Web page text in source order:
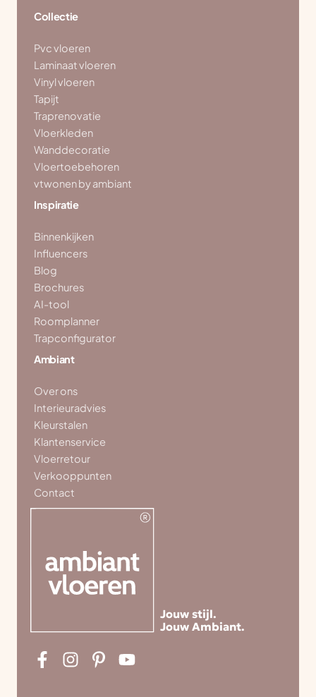
Collectie
Pvc vloeren
Laminaat vloeren
Vinyl vloeren
Tapijt
Traprenovatie
Vloerkleden
Wanddecoratie
Vloertoebehoren
vtwonen by ambiant
Inspiratie
Binnenkijken
Influencers
Blog
Brochures
AI-tool
Roomplanner
Trapconfigurator
Ambiant
Over ons
Interieuradvies
Kleurstalen
Klantenservice
Vloerretour
Verkooppunten
Contact
Jouw stijl.
Jouw Ambiant.